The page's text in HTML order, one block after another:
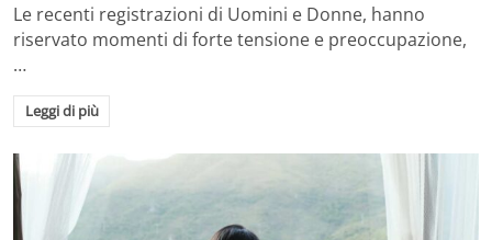
Le recenti registrazioni di Uomini e Donne, hanno
riservato momenti di forte tensione e preoccupazione,
…
Leggi di più